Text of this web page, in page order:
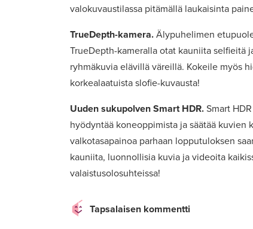
valokuvaustilassa pitämällä laukaisinta
TrueDepth-kamera. Älypuhelimen
TrueDepth-kameralla otat kauniita selfieitä
ryhmäkuvia elävillä väreillä. Kokeile myös
korkealaatuista slofie-kuvausta!
Uuden sukupolven Smart HDR. Smart
hyödyntää koneoppimista ja säätää kuvien
valkotasapainoa parhaan lopputuloksen
kauniita, luonnollisia kuvia ja videoita
valaistusolosuhteissa!
Tapsalaisen kommentti